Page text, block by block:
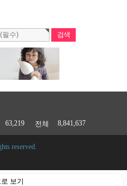
63,219 전체 8,841,637
reserved.
보기